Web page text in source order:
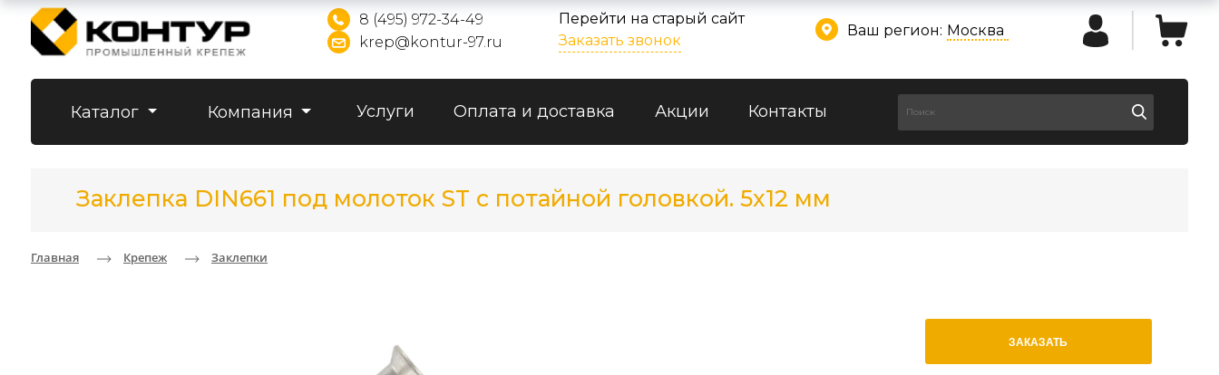
8 (495) 972-34-49
krep@kontur-97.ru
Перейти на старый сайт
Заказать звонок
Ваш регион: Москва
Каталог Компания Услуги Оплата и доставка Акции Контакты
Заклепка DIN661 под молоток ST с потайной головкой. 5x12 мм
Главная Крепеж Заклепки
ЗАКАЗАТЬ